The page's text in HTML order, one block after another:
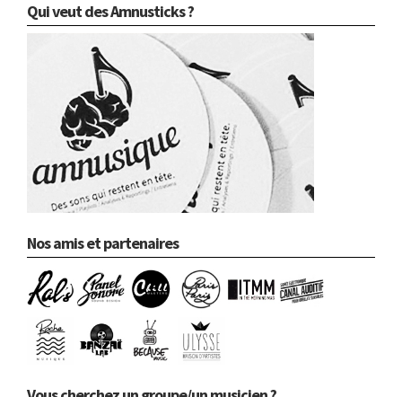
Qui veut des Amnusticks ?
Nos amis et partenaires